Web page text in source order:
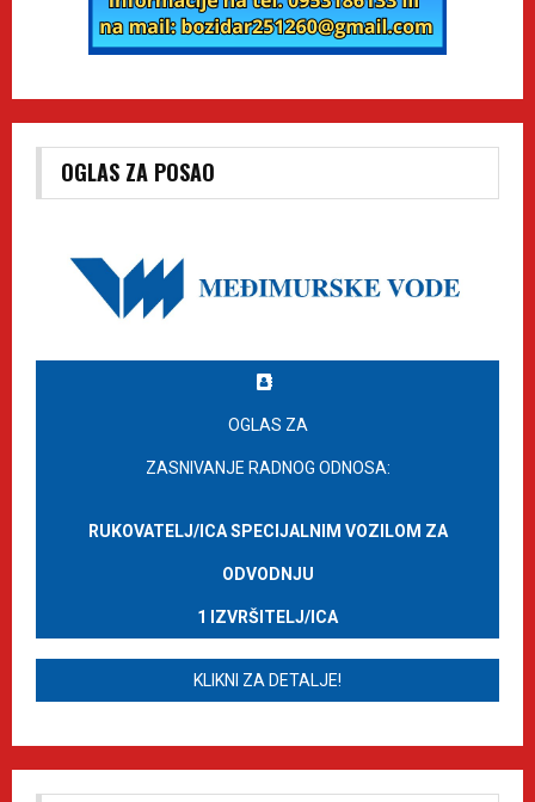
OGLAS ZA POSAO
OGLAS ZA
ZASNIVANJE RADNOG ODNOSA:
RUKOVATELJ/ICA SPECIJALNIM VOZILOM ZA
ODVODNJU
1 IZVRŠITELJ/ICA
KLIKNI ZA DETALJE!